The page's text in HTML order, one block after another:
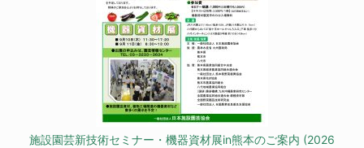
施設園芸新技術セミナー・機器資材展in熊本のご案内 (2026